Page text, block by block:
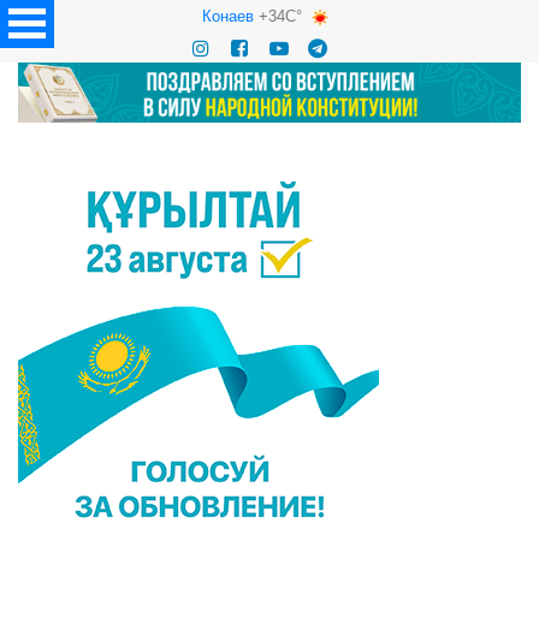
Конаев+34C°